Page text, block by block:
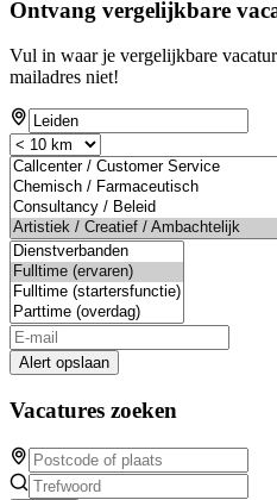
Ontvang vergelijkbare
Vul in waar je vergelijkbare
mailadres niet!
Alert opslaan
Vacatures zoeken